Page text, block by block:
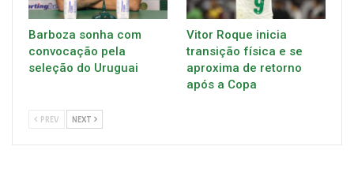
Barboza sonha com
convocação pela
seleção do Uruguai
Vitor Roque inicia
transição física e se
aproxima de retorno
após a Copa
PREV NEXT